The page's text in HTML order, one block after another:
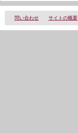
問い合わせ サイトの概要